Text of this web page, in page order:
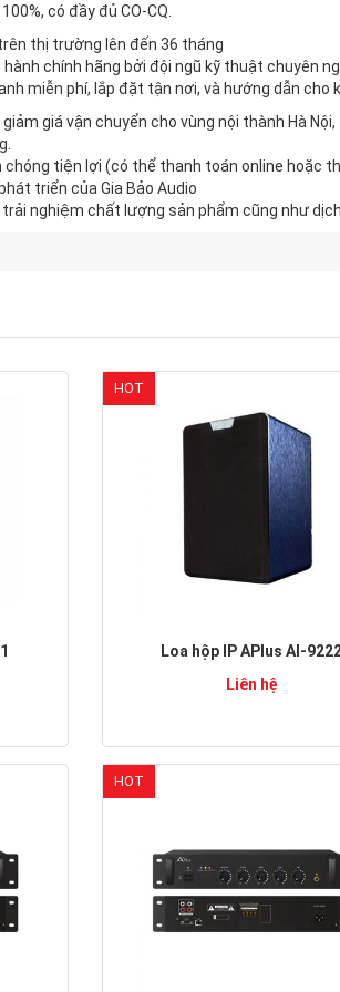
có đầy đủ CO-CQ.
thị trường lên đến 36 tháng
hành chính hãng bởi đội ngũ kỹ thuật chuyên
miễn phí, lắp đặt tận nơi, và hướng dẫn cho
giá vận chuyển cho vùng nội thành Hà Nội,
tiện lợi (có thể thanh toán online hoặc
triển của Gia Bảo Audio
nghiệm chất lượng sản phẩm cũng như
HOT
Loa hộp IP APlus AI-
Liên hệ
HOT